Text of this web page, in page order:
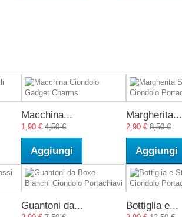
Macchina...
1,90 € 4,50 €
Aggiungi
Margherita...
2,90 € 8,50 €
Aggiungi
Guantoni da... Bottiglia e...